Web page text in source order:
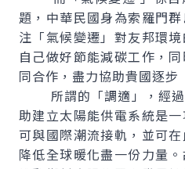
題，中華民國身為索羅門
注「氣候變遷」對友邦環
自己做好節能減碳工作，
同合作，盡力協助貴國逐
所謂的「調適」，經過
助建立太陽能供電系統是
可與國際潮流接軌，並可
降低全球暖化盡一份力量